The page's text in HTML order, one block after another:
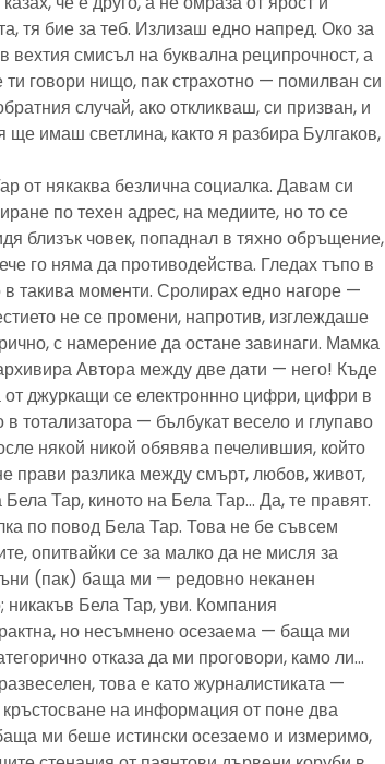
тя бие за теб. Излизаш едно напред. Око за
вехтия смисъл на буквална реципрочност, а
ти говори нищо, пак страхотно — помилван си
случай, ако откликваш, си призван, и
имаш светлина, както я разбира Булгаков,
от някаква безлична социалка. Давам си
по техен адрес, на медиите, но то се
близък човек, попаднал в тяхно обръщение,
го няма да противодейства. Гледах тъпо в
в такива моменти. Сролирах едно нагоре —
не се промени, напротив, изглеждаше
с намерение да остане завинаги. Мамка
Автора между две дати — него! Къде
от джуркащи се електроннно цифри, цифри в
в тотализатора — бълбукат весело и глупаво
някой никой обявява печелившия, който
прави разлика между смърт, любов, живот,
Тар, киното на Бела Тар… Да, те правят.
по повод Бела Тар. Това не бе съвсем
опитвайки се за малко да не мисля за
(пак) баща ми — редовно неканен
никакъв Бела Тар, уви. Компания
но несъмнено осезаема — баща ми
отказа да ми проговори, камо ли…
това е като журналистиката —
на информация от поне два
ми беше истински осезаемо и измеримо,